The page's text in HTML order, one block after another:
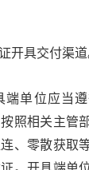
具交付渠道
单位应当遵
照相关主管
、零散获取